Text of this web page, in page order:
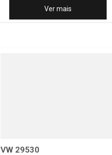
Ver mais
VW 29530